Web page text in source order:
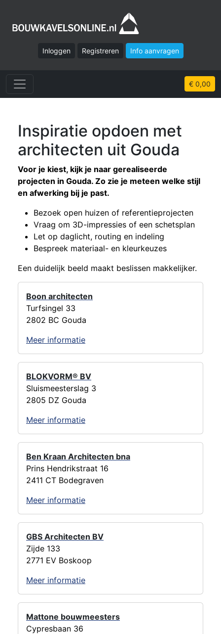
Inloggen Registreren Info aanvragen
€ 0,00
Inspiratie opdoen met
architecten uit Gouda
Voor je kiest, kijk je naar gerealiseerde
projecten in Gouda. Zo zie je meteen welke stijl
en afwerking bij je past.
Bezoek open huizen of referentieprojecten
Vraag om 3D-impressies of een schetsplan
Let op daglicht, routing en indeling
Bespreek materiaal- en kleurkeuzes
Een duidelijk beeld maakt beslissen makkelijker.
Boon architecten
Turfsingel 33
2802 BC Gouda
Meer informatie
BLOKVORM® BV
Sluismeesterslag 3
2805 DZ Gouda
Meer informatie
Ben Kraan Architecten bna
Prins Hendrikstraat 16
2411 CT Bodegraven
Meer informatie
GBS Architecten BV
Zijde 133
2771 EV Boskoop
Meer informatie
Mattone bouwmeesters
Cypresbaan 36